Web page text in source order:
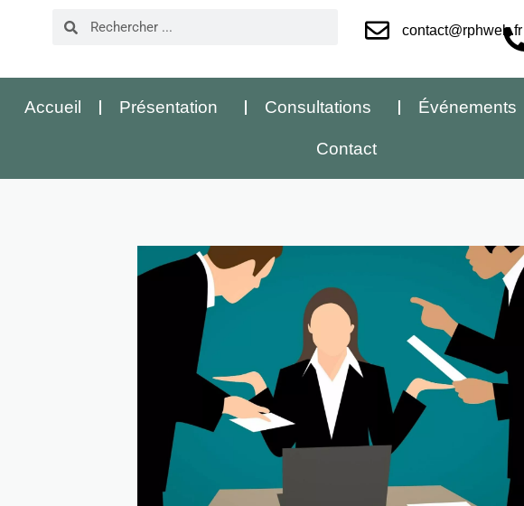
contact@rphweb.fr
Accueil Présentation Consultations Événements
Contact